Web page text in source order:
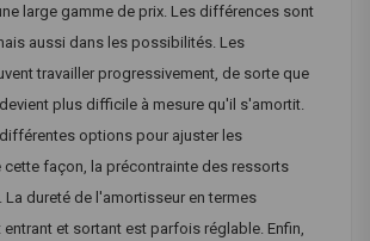
large gamme de prix. Les différences sont
aussi dans les possibilités. Les
travailler progressivement, de sorte que
plus difficile à mesure qu'il s'amortit.
options pour ajuster les
cette façon, la précontrainte des ressorts
La dureté de l'amortisseur en termes
et sortant est parfois réglable. Enfin,